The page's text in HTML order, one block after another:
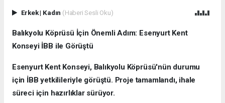
Erkek| Kadın (Haberi Sesli Oku)
Balıkyolu Köprüsü İçin Önemli Adım: Esenyurt Kent
Konseyi İBB ile Görüştü
Esenyurt Kent Konseyi, Balıkyolu Köprüsü'nün durumu
için İBB yetkilileriyle görüştü. Proje tamamlandı, ihale
süreci için hazırlıklar sürüyor.